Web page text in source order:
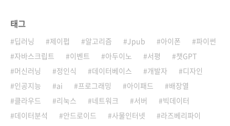
태그
딥러닝 제이펍 알고리즘 Jpub 아이폰
파이썬
자바스크립트
이벤트 아두이노 서평
챗GPT
머신러닝
정인식 데이터베이스 개발자
디자인
인공지능
ai 프로그래밍 아이패드
배장열
클라우드
리눅스 네트워크 서버
빅데이터
데이터분석
안드로이드 사물인터넷 라즈베리파이